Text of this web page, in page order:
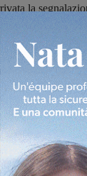
la
animale che
Gli agenti
gli
in “Safety
volta
tutti i controlli
stato di salute.